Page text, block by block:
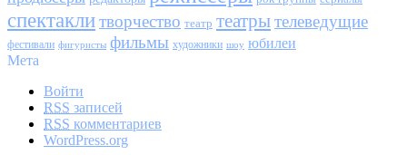
спектаклитворчество театр театрытелеведущие
фестивали фигуристы фильмы художники шоу юбилеи
Мета
Войти
RSS записей
RSS комментариев
WordPress.org